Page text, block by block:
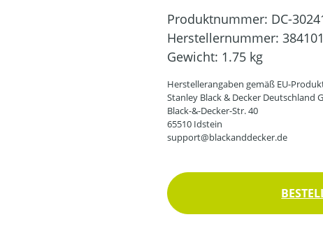
Produktnummer: DC-
Herstellernummer:
Gewicht: 1.75 kg
Herstellerangaben gemäß EU-
Stanley Black & Decker Deutschland
Black-&-Decker-Str. 40
65510 Idstein
support@blackanddecker.de